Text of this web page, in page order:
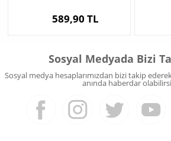
589,90 TL
Sosyal Medyada Bizi
Sosyal medya hesaplarımızdan bizi takip
anında haberdar